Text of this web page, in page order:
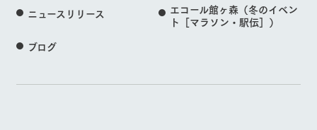
ニュースリリース
エコール館ヶ森（冬のイベン
ト［マラソン・駅伝］）
ブログ